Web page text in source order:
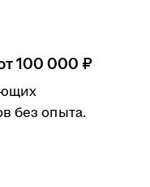
100 000 ₽
без опыта.